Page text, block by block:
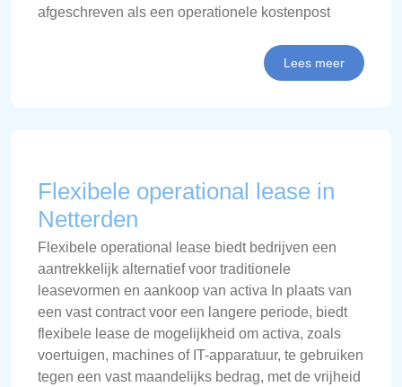
afgeschreven als een operationele kostenpost
Lees meer
Flexibele operational lease in
Netterden
Flexibele operational lease biedt bedrijven een
aantrekkelijk alternatief voor traditionele
leasevormen en aankoop van activa In plaats van
een vast contract voor een langere periode, biedt
flexibele lease de mogelijkheid om activa, zoals
voertuigen, machines of IT-apparatuur, te gebruiken
tegen een vast maandelijks bedrag, met de vrijheid